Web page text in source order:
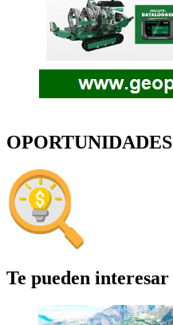
OPORTUNIDADES
Te pueden interesar